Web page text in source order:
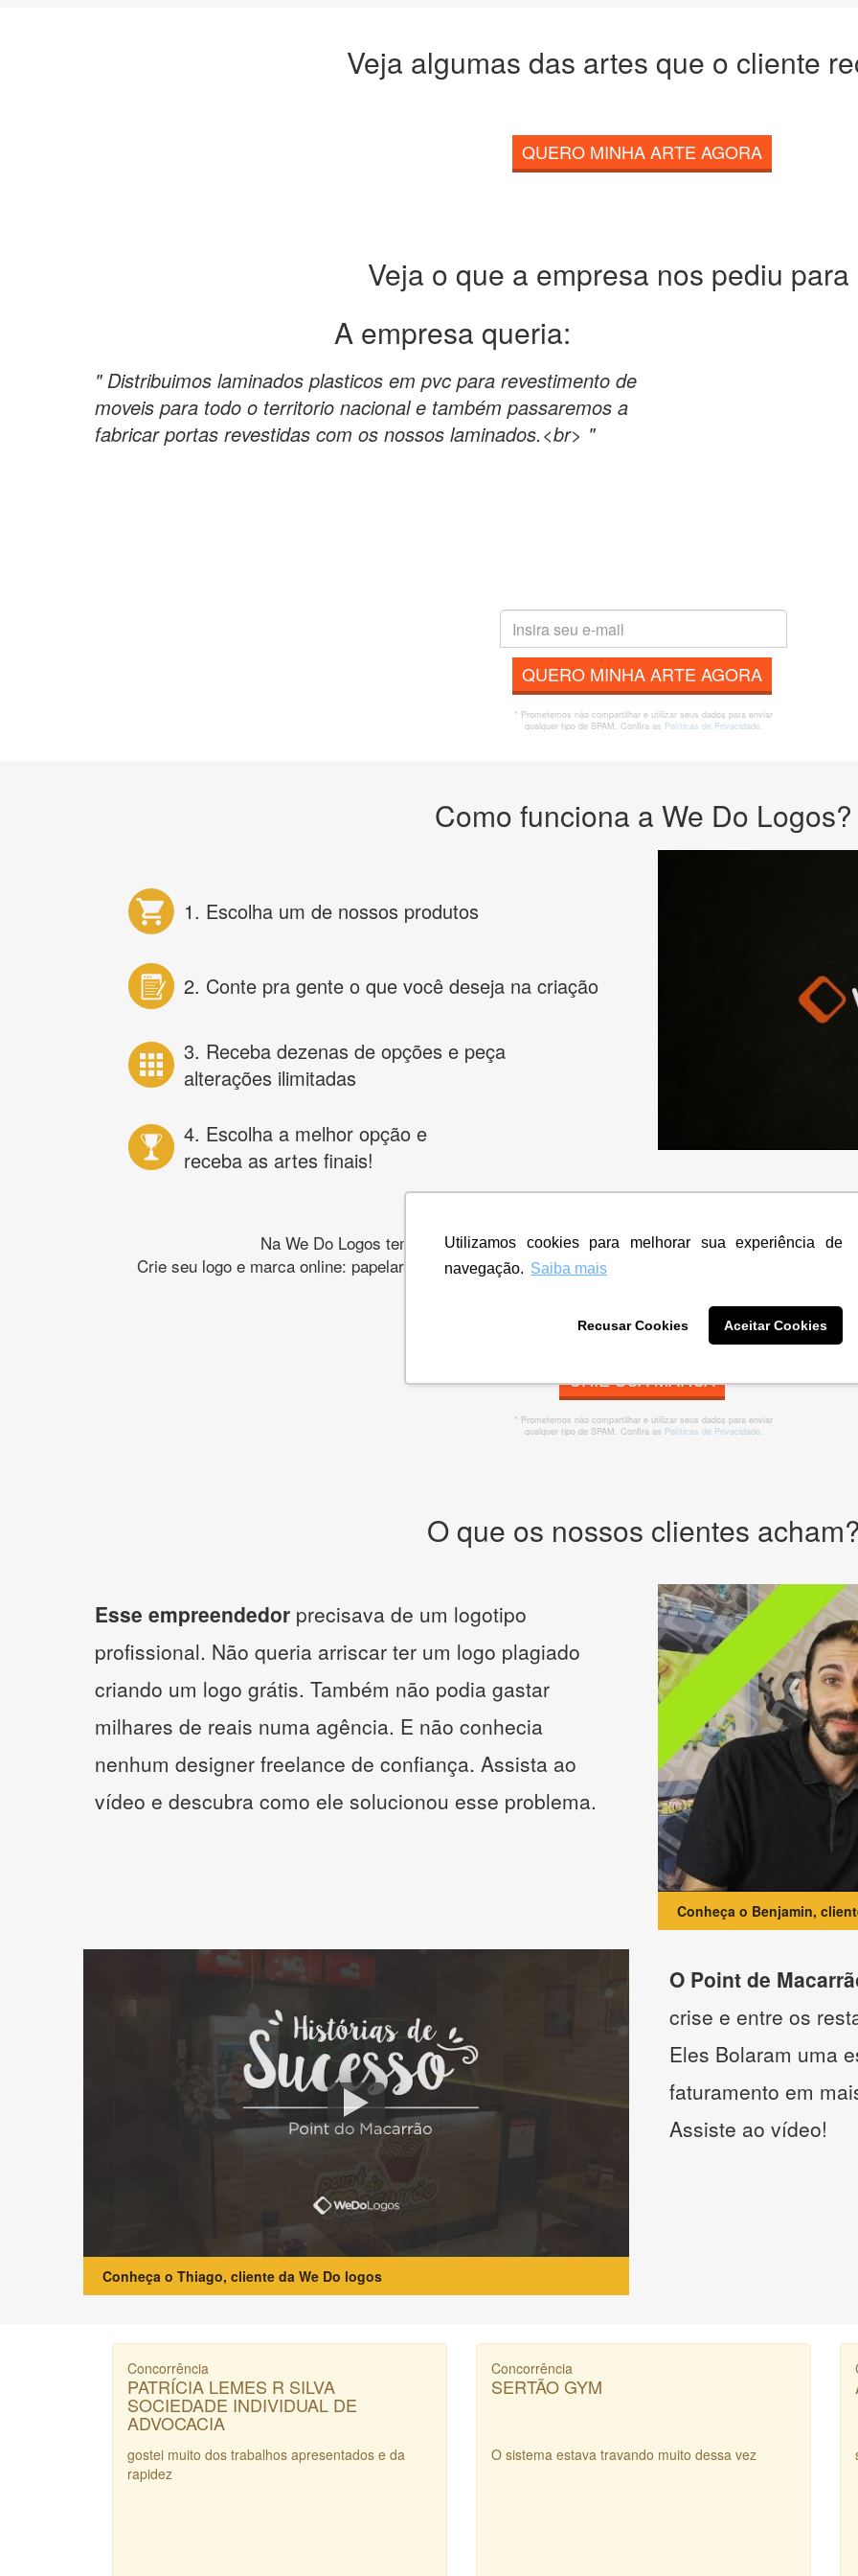
Utilizamos cookies para melhorar sua experiência de
navegação. Saiba mais
Recusar Cookies Aceitar Cookies
Veja algumas das artes que o cliente
QUERO MINHA ARTE AGORA
Veja o que a empresa nos pediu para
A empresa queria:
" Distribuimos laminados plasticos em pvc para revestimento de
moveis para todo o territorio nacional e também passaremos a
fabricar portas revestidas com os nossos laminados.<br> "
QUERO MINHA ARTE AGORA
* Prometemos não compartilhar e utilizar seus dados para enviar
qualquer tipo de SPAM. Confira as Políticas de Privacidade.
Como funciona a We Do Logos?
1. Escolha um de nossos produtos
2. Conte pra gente o que você deseja na criação
3. Receba dezenas de opções e peça
alterações ilimitadas
4. Escolha a melhor opção e
receba as artes finais!
Na We Do Logos temos os melhores designers de logotipos online para criar a
Crie seu logo e marca online: papelaria, banner, cartão de visita, folder, flyer, website e muito
CRIE SUA MARCA
* Prometemos não compartilhar e utilizar seus dados para enviar
qualquer tipo de SPAM. Confira as Políticas de Privacidade.
O que os nossos clientes
Esse empreendedor precisava de um logotipo
profissional. Não queria arriscar ter um logo plagiado
criando um logo grátis. Também não podia gastar
milhares de reais numa agência. E não conhecia
nenhum designer freelance de confiança. Assista ao
vídeo e descubra como ele solucionou esse problema.
Conheça o Benjamin,
Conheça o Thiago, cliente da We Do logos
O Point de
crise e entre os
Eles Bolaram uma
faturamento em
Assiste ao vídeo!
Concorrência
PATRÍCIA LEMES R SILVA
SOCIEDADE INDIVIDUAL DE
ADVOCACIA
gostei muito dos trabalhos apresentados e da
rapidez
Concorrência
SERTÃO GYM
O sistema estava travando muito dessa vez